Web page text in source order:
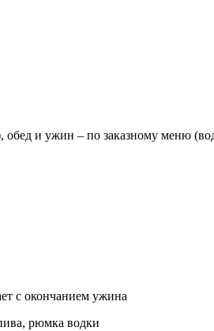
обед и ужин – по заказному меню
с окончанием ужина
рюмка водки